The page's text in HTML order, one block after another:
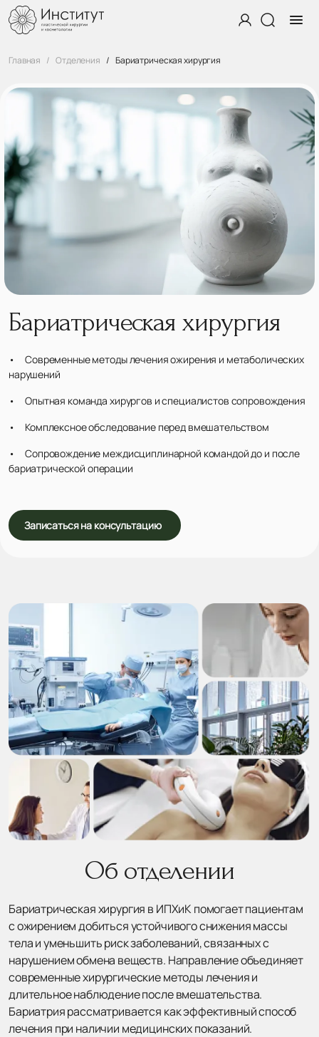
Главная Отделения Бариатрическая хирургия
Бариатрическая хирургия
• Современные методы лечения ожирения и метаболических
нарушений
• Опытная команда хирургов и специалистов сопровождения
• Комплексное обследование перед вмешательством
• Сопровождение междисциплинарной командой до и после
бариатрической операции
Записаться на консультацию
Об отделении
Бариатрическая хирургия в ИПХиК помогает пациентам
с ожирением добиться устойчивого снижения массы
тела и уменьшить риск заболеваний, связанных с
нарушением обмена веществ. Направление объединяет
современные хирургические методы лечения и
длительное наблюдение после вмешательства.
Бариатрия рассматривается как эффективный способ
лечения при наличии медицинских показаний.